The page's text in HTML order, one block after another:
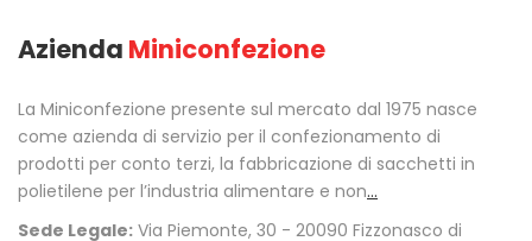
Azienda Miniconfezione
La Miniconfezione presente sul mercato dal 1975 nasce
come azienda di servizio per il confezionamento di
prodotti per conto terzi, la fabbricazione di sacchetti in
polietilene per l’industria alimentare e non...
Sede Legale: Via Piemonte, 30 - 20090 Fizzonasco di